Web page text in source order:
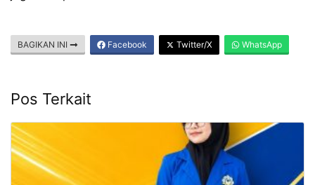
BAGIKAN INI Facebook Twitter/X WhatsApp
Pos Terkait